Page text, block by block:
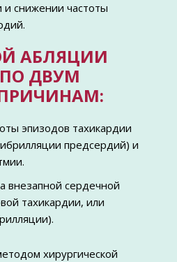
и снижении частоты
АБЛЯЦИИ
ДВУМ
эпизодов тахикардии
предсердий) и
внезапной сердечной
тахикардии, или
хирургической